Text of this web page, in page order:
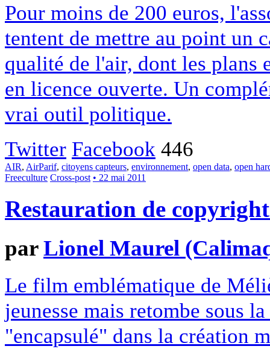
Pour moins de 200 euros,
tentent de mettre au point un
qualité de l'air, dont les plans
en licence ouverte. Un
vrai outil politique.
Twitter Facebook 446
AIR, AirParif, citoyens capteurs, environnement, open data, open
Freeculture Cross-post • 22 mai 2011
Restauration de
parLionel Maurel
Le film emblématique de
jeunesse mais retombe sous
"encapsulé" dans la création